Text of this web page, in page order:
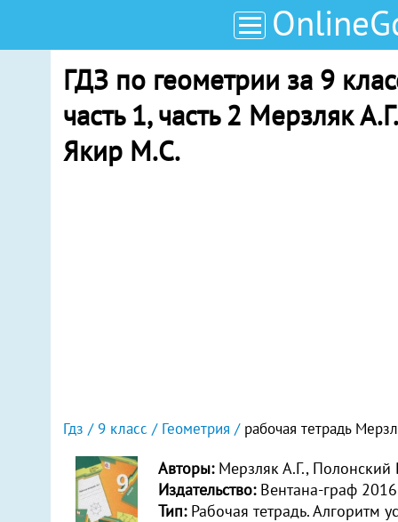
ГДЗ по геометрии за 9
часть 1, часть 2 Мерзляк
Якир М.С.
Гдз 9 класс Геометрия рабочая тетрадь
Авторы: Мерзляк А.Г.,
Издательство: Вентана-граф 2016
Тип:Рабочая тетрадь. Алгоритм